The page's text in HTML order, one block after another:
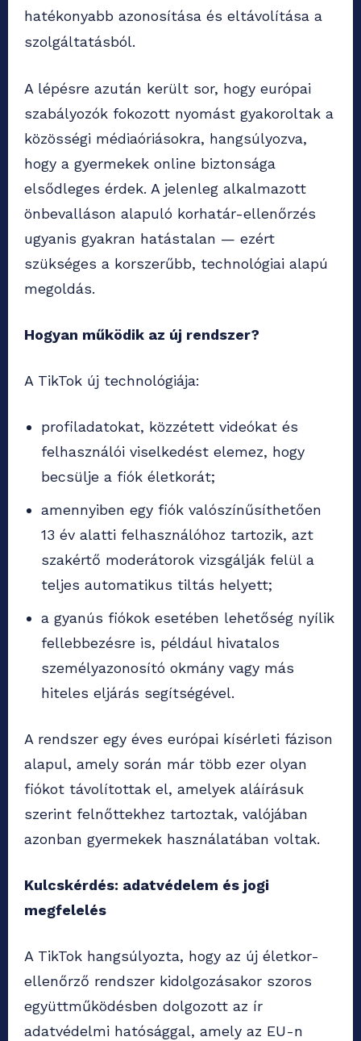
hatékonyabb azonosítása és eltávolítása a
szolgáltatásból.
A lépésre azután került sor, hogy európai
szabályozók fokozott nyomást gyakoroltak a
közösségi médiaóriásokra, hangsúlyozva,
hogy a gyermekek online biztonsága
elsődleges érdek. A jelenleg alkalmazott
önbevalláson alapuló korhatár-ellenőrzés
ugyanis gyakran hatástalan — ezért
szükséges a korszerűbb, technológiai alapú
megoldás.
Hogyan működik az új rendszer?
A TikTok új technológiája:
profiladatokat, közzétett videókat és
felhasználói viselkedést elemez, hogy
becsülje a fiók életkorát;
amennyiben egy fiók valószínűsíthetően
13 év alatti felhasználóhoz tartozik, azt
szakértő moderátorok vizsgálják felül a
teljes automatikus tiltás helyett;
a gyanús fiókok esetében lehetőség nyílik
fellebbezésre is, például hivatalos
személyazonosító okmány vagy más
hiteles eljárás segítségével.
A rendszer egy éves európai kísérleti fázison
alapul, amely során már több ezer olyan
fiókot távolítottak el, amelyek aláírásuk
szerint felnőttekhez tartoztak, valójában
azonban gyermekek használatában voltak.
Kulcskérdés: adatvédelem és jogi
megfelelés
A TikTok hangsúlyozta, hogy az új életkor-
ellenőrző rendszer kidolgozásakor szoros
együttműködésben dolgozott az ír
adatvédelmi hatósággal, amely az EU-n